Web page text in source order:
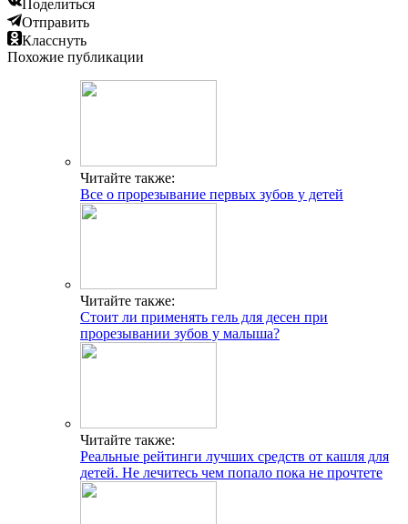
Поделиться
Отправить
Класснуть
Похожие публикации
Читайте также:
Все о прорезывание первых зубов у детей
Читайте также:
Стоит ли применять гель для десен при
прорезывании зубов у малыша?
Читайте также:
Реальные рейтинги лучших средств от кашля для
детей. Не лечитесь чем попало пока не прочтете